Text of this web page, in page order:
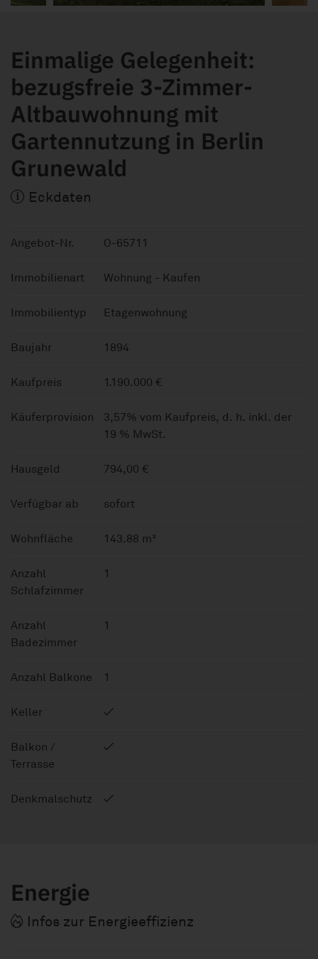
Einmalige Gelegenheit:
bezugsfreie 3-Zimmer-
Altbauwohnung mit
Gartennutzung in Berlin
Grunewald
Eckdaten
Angebot-Nr. O-65711
Immobilienart Wohnung - Kaufen
Immobilientyp Etagenwohnung
Baujahr 1894
Kaufpreis 1.190.000 €
Käuferprovision
3,57% vom Kaufpreis, d. h. inkl. der
19 % MwSt.
Hausgeld 794,00 €
Verfügbar ab sofort
Wohnfläche 143.88 m²
Anzahl
Schlafzimmer
1
Anzahl
Badezimmer
1
Anzahl Balkone 1
Keller
Balkon /
Terrasse
Denkmalschutz
Energie
Infos zur Energieeffizienz